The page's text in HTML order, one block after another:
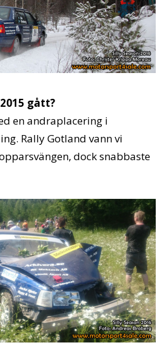
gått?
en andraplacering i
Rally Gotland vann vi
dock snabbaste